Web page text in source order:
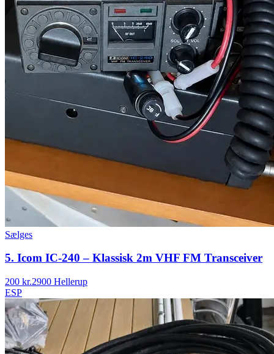
Sælges
5. Icom IC-240 – Klassisk 2m VHF FM Transceiver
200 kr.2900 Hellerup
ESP